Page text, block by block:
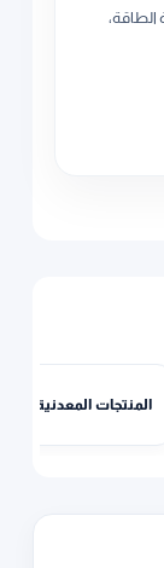
الطاقة،
المنتجات المعدنية